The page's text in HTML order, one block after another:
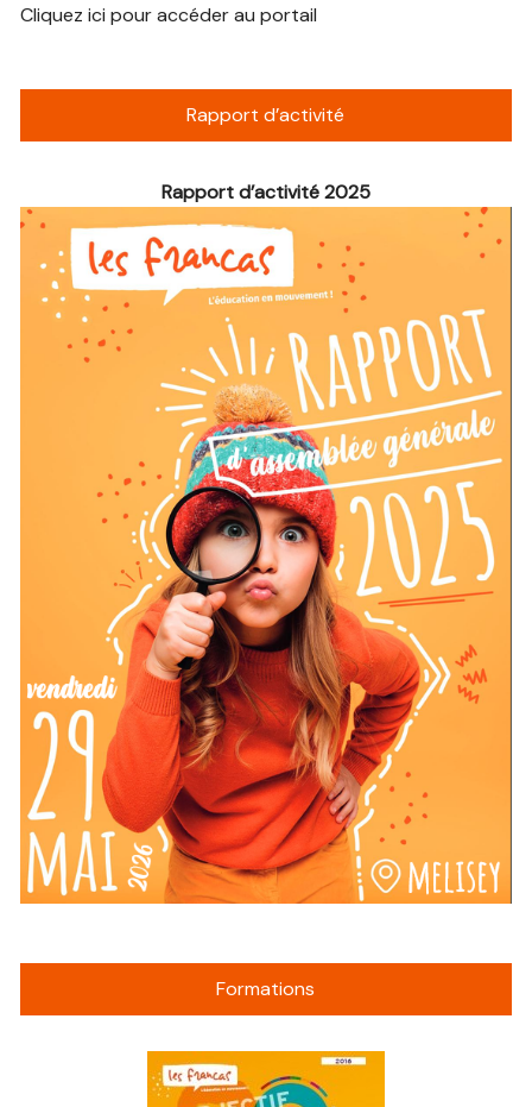
Cliquez ici pour accéder au portail
Rapport d’activité
Rapport d’activité 2025
Formations